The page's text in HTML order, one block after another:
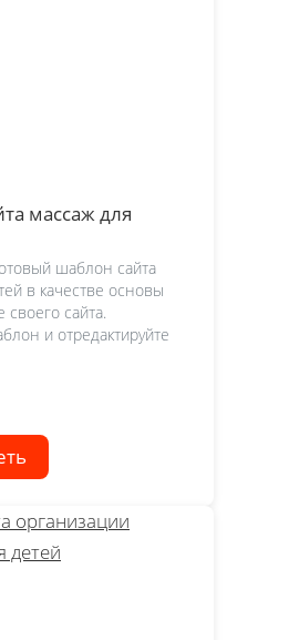
массаж для
шаблон сайта
в качестве основы
своего сайта.
и отредактируйте